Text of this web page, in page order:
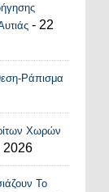
- 22
Ράπισμα
Χωρών
2026
Το